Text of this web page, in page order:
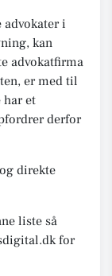
advokater i
kan
advokatfirma
er med til
har et
derfor
direkte
liste så
for